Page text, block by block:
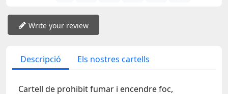
Write your review
Descripció Els nostres cartells
Cartell de prohibit fumar i encendre foc,